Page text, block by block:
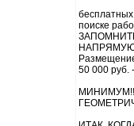
поиске
50 000 руб.